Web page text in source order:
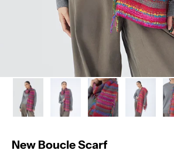
New Boucle Scarf